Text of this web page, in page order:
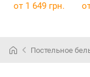
Premium 0231
от 1 649 грн.
Постельное